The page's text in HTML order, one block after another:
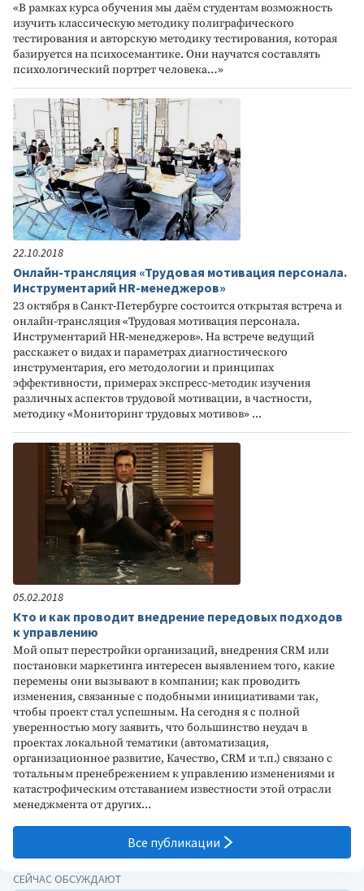
«В рамках курса обучения мы даём студентам возможность
изучить классическую методику полиграфического
тестирования и авторскую методику тестирования, которая
базируется на психосемантике. Они научатся составлять
психологический портрет человека…»
22.10.2018
Онлайн-трансляция «Трудовая мотивация персонала.
Инструментарий HR-менеджеров»
23 октября в Санкт-Петербурге состоится открытая встреча и
онлайн-трансляция «Трудовая мотивация персонала.
Инструментарий HR-менеджеров». На встрече ведущий
расскажет о видах и параметрах диагностического
инструментария, его методологии и принципах
эффективности, примерах экспресс-методик изучения
различных аспектов трудовой мотивации, в частности,
методику «Мониторинг трудовых мотивов» ...
05.02.2018
Кто и как проводит внедрение передовых подходов
к управлению
Мой опыт перестройки организаций, внедрения CRM или
постановки маркетинга интересен выявлением того, какие
перемены они вызывают в компании; как проводить
изменения, связанные с подобными инициативами так,
чтобы проект стал успешным. На сегодня я с полной
уверенностью могу заявить, что большинство неудач в
проектах локальной тематики (автоматизация,
организационное развитие, Качество, CRM и т.п.) связано с
тотальным пренебрежением к управлению изменениями и
катастрофическим отставанием известности этой отрасли
менеджмента от других...
Все публикации
СЕЙЧАС ОБСУЖДАЮТ